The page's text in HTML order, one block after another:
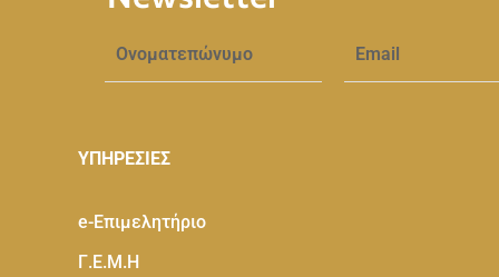
ΥΠΗΡΕΣΙΕΣ
e-Eπιμελητήριο
Γ.Ε.Μ.Η